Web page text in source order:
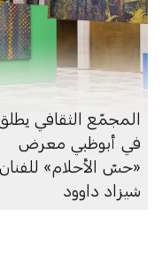
المجمّع الثقافي يطلق
في أبوظبي معرض
«حسّ الأحلام» للفنان
شيزاد داوود